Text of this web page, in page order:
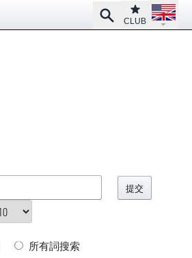
SearchClub
CLUB
Open
所有詞搜索